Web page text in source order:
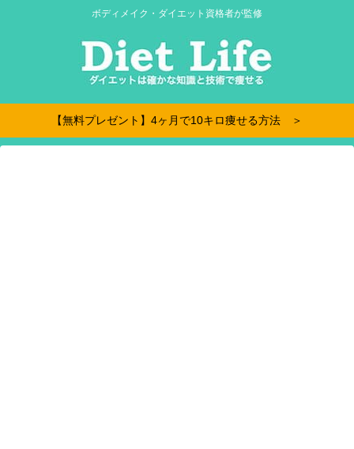
ボディメイク・ダイエット資格者が監修
【無料プレゼント】4ヶ月で10キロ痩せる方法 ＞